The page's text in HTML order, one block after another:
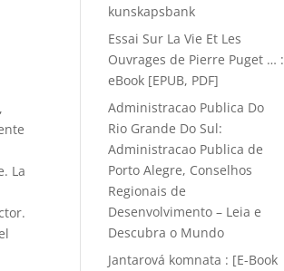
La
kunskapsbank
Essai Sur La Vie Et Les
Ouvrages de Pierre Puget … :
eBook [EPUB, PDF]
Administracao Publica Do
Rio Grande Do Sul:
Administracao Publica de
Porto Alegre, Conselhos
Regionais de
Desenvolvimento – Leia e
Descubra o Mundo
Jantarová komnata : [E-Book